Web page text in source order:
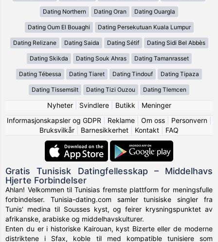
Dating Northern Dating Oran Dating Ouargla
Dating Oum El Bouaghi Dating Persekutuan Kuala Lumpur
Dating Relizane Dating Saida Dating Sétif Dating Sidi Bel Abbès
Dating Skikda Dating Souk Ahras Dating Tamanrasset
Dating Tébessa Dating Tiaret Dating Tindouf Dating Tipaza
Dating Tissemsilt Dating Tizi Ouzou Dating Tlemcen
Nyheter| Svindlere| Butikk
Meninger
Informasjonskapsler og GDPR
Reklame| Om oss| Personvern|
Bruksvilkår
Barnesikkerhet Kontakt FAQ
Gratis Tunisisk Datingfellesskap – Middelhavs
Hjerte Forbindelser
Ahlan! Velkommen til Tunisias fremste plattform for meningsfulle
forbindelser. Tunisia-dating.com samler tunisiske singler fra
Tunis' medina til Sousses kyst, og feirer krysningspunktet av
afrikanske, arabiske og middelhavskulturer.
Enten du er i historiske Kairouan, kyst Bizerte eller de moderne
distriktene i Sfax, koble til med kompatible tunisiere som